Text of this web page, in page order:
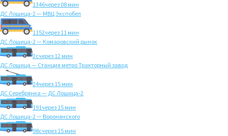
1346через 08 мин
ДС Лошица-2 — МВЦ Экспобел
1152через 11 мин
ДС Лошица-2 — Комаровский рынок
2счерез 12 мин
ДС Лошица — Станция метро Тракторный завод
24через 15 мин
ДС Серебрянка — ДС Лошица-2
191через 15 мин
ДС Лошица-2 — Воронянского
98счерез 15 мин